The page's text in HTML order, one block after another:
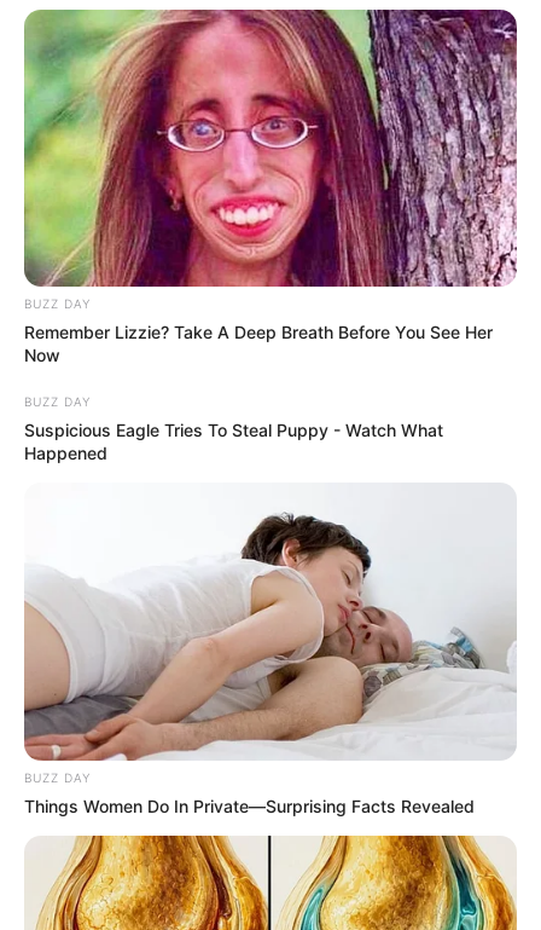
Are You Guilty?
BRAINBERRIES
The 10 Most Stunning Women From Lebanon - Who
Is Your Favorite?
BRAINBERRIES
Dare To Watch: 6 Movies So Bad They're Good
BRAINBERRIES
Clothes And Shoes Are The Real Challenges For This
Family!
BRAINBERRIES
BUZZ DAY
Remember Lizzie? Take A Deep Breath Before You See Her
Now
BUZZ DAY
Suspicious Eagle Tries To Steal Puppy - Watch What
Happened
BUZZ DAY
Things Women Do In Private—Surprising Facts Revealed